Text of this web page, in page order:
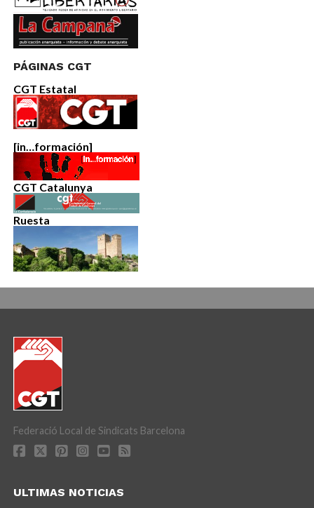
PÁGINAS CGT
CGT Estatal
[in…formación]
CGT Catalunya
Ruesta
Federació Local de Sindicats Barcelona
ULTIMAS NOTICIAS